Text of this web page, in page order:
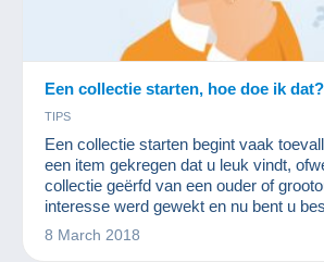
Een collectie starten, hoe doe ik dat?
TIPS
Een collectie starten begint vaak
een item gekregen dat u leuk vindt,
collectie geërfd van een ouder of
interesse werd gewekt en nu bent u
nieuw virus, het verzamelen! Op dat
8 March 2018